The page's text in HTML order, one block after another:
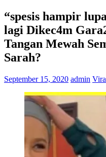
“spesis hampir
lagi Dikec4m
Tangan Mewah
Sarah?
September 15, 2020 admin